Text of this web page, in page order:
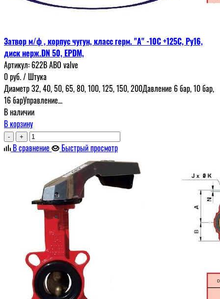
Затвор м/ф , корпус чугун, класс герм. "А" -10С +125С, Ру16,
диск нерж.DN 50, EPDM,
Артикул: 622В ABO valve
0руб./ Штука
Диаметр 32, 40, 50, 65, 80, 100, 125, 150, 200Давление 6 бар, 10 бар,
16 барУправление...
В наличии
В корзину
- +
В сравнение Быстрый просмотр